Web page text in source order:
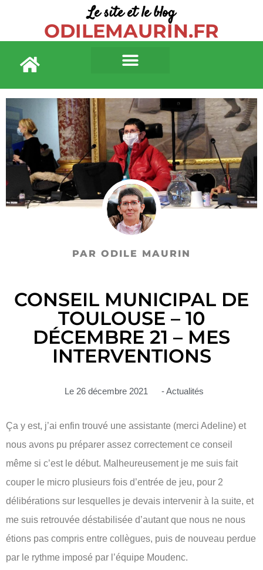
Le site et le blog
ODILEMAURIN.FR
PAR ODILE MAURIN
CONSEIL MUNICIPAL DE
TOULOUSE – 10
DÉCEMBRE 21 – MES
INTERVENTIONS
Le 26 décembre 2021 -Actualités
Ça y est, j’ai enfin trouvé une assistante (merci Adeline) et
nous avons pu préparer assez correctement ce conseil
même si c’est le début. Malheureusement je me suis fait
couper le micro plusieurs fois d’entrée de jeu, pour 2
délibérations sur lesquelles je devais intervenir à la suite, et
me suis retrouvée déstabilisée d’autant que nous ne nous
étions pas compris entre collègues, puis de nouveau perdue
par le rythme imposé par l’équipe Moudenc.